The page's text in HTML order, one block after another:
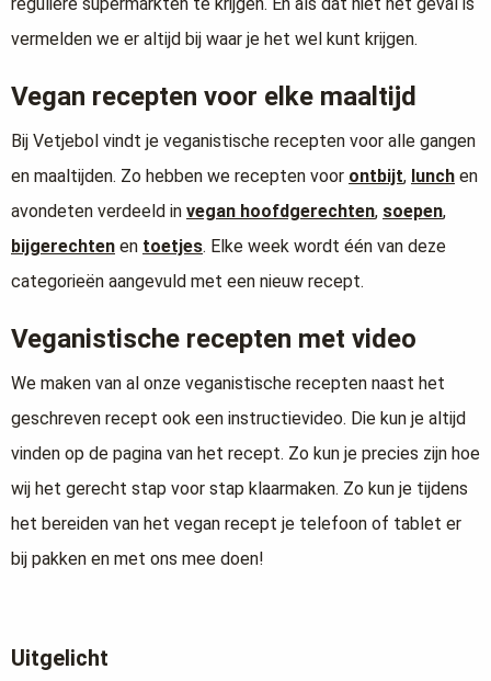
vermelden we er altijd bij waar je het wel kunt krijgen.
Vegan recepten voor elke maaltijd
Bij Vetjebol vindt je veganistische recepten voor alle gangen
en maaltijden. Zo hebben we recepten voor ontbijt, lunch en
avondeten verdeeld in vegan hoofdgerechten, soepen,
bijgerechten en toetjes. Elke week wordt één van deze
categorieën aangevuld met een nieuw recept.
Veganistische recepten met video
We maken van al onze veganistische recepten naast het
geschreven recept ook een instructievideo. Die kun je altijd
vinden op de pagina van het recept. Zo kun je precies zijn hoe
wij het gerecht stap voor stap klaarmaken. Zo kun je tijdens
het bereiden van het vegan recept je telefoon of tablet er
bij pakken en met ons mee doen!
Uitgelicht